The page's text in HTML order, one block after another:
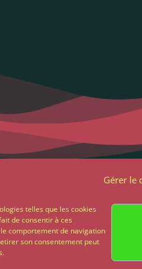
Gérer le
telles que les cookies
de consentir à ces
comportement de navigation
son consentement peut
Conditions générales de vente
Paiement